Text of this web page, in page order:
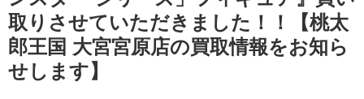
取りさせていただきました！！【桃太
郎王国 大宮宮原店の買取情報をお知ら
せします】